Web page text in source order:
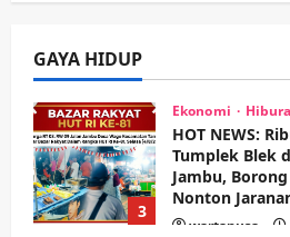
GAYA HIDUP
2
wartanusa
3
Ekonomi
HOT NEWS:
Tumplek Blek
Jambu,
Nonton
wartanusa